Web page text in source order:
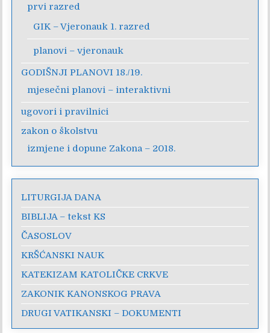
prvi razred
GIK – Vjeronauk 1. razred
planovi – vjeronauk
GODIŠNJI PLANOVI 18./19.
mjesečni planovi – interaktivni
ugovori i pravilnici
zakon o školstvu
izmjene i dopune Zakona – 2018.
LITURGIJA DANA
BIBLIJA – tekst KS
ČASOSLOV
KRŠĆANSKI NAUK
KATEKIZAM KATOLIČKE CRKVE
ZAKONIK KANONSKOG PRAVA
DRUGI VATIKANSKI – DOKUMENTI